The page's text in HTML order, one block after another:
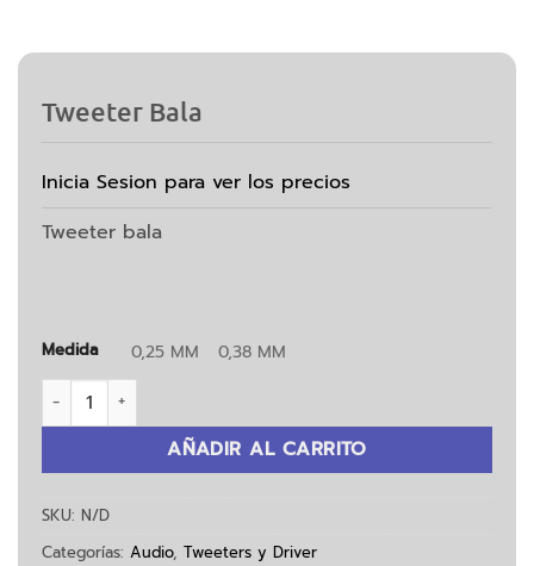
Tweeter Bala
Inicia Sesion para ver los precios
Tweeter bala
Medida 0,25 MM 0,38 MM
Tweeter Bala cantidad
AÑADIR AL CARRITO
SKU: N/D
Categorías: Audio, Tweeters y Driver